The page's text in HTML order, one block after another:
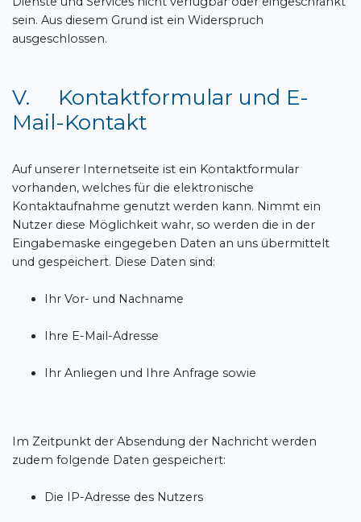
sein. Aus diesem Grund ist ein Widerspruch
ausgeschlossen.
V. Kontaktformular und E-
Mail-Kontakt
Auf unserer Internetseite ist ein Kontaktformular
vorhanden, welches für die elektronische
Kontaktaufnahme genutzt werden kann. Nimmt ein
Nutzer diese Möglichkeit wahr, so werden die in der
Eingabemaske eingegeben Daten an uns übermittelt
und gespeichert. Diese Daten sind:
Ihr Vor- und Nachname
Ihre E-Mail-Adresse
Ihr Anliegen und Ihre Anfrage sowie
Im Zeitpunkt der Absendung der Nachricht werden
zudem folgende Daten gespeichert:
Die IP-Adresse des Nutzers